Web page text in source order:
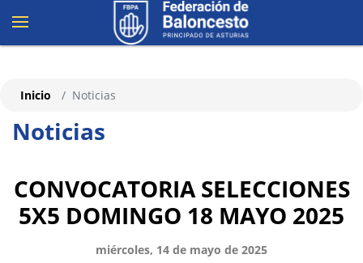
Noticias
Inicio Noticias
CONVOCATORIA SELECCIONES
5X5 DOMINGO 18 MAYO 2025
miércoles, 14 de mayo de 2025